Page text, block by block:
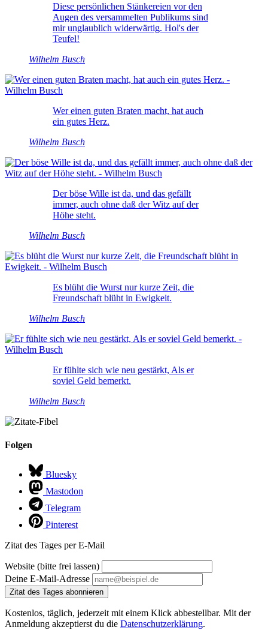
Diese persönlichen Stänkereien vor den
Augen des versammelten Publikums sind
mir unglaublich widerwärtig. Hol's der
Teufel!
Wilhelm Busch
Wer einen guten Braten macht, hat auch
ein gutes Herz.
Wilhelm Busch
Der böse Wille ist da, und das gefällt
immer, auch ohne daß der Witz auf der
Höhe steht.
Wilhelm Busch
Es blüht die Wurst nur kurze Zeit, die
Freundschaft blüht in Ewigkeit.
Wilhelm Busch
Er fühlte sich wie neu gestärkt, Als er
soviel Geld bemerkt.
Wilhelm Busch
Folgen
Bluesky
Mastodon
Telegram
Pinterest
Zitat des Tages per E-Mail
Website (bitte frei lassen)
Deine E-Mail-Adresse
Zitat des Tages abonnieren
Kostenlos, täglich, jederzeit mit einem Klick abbestellbar. Mit der
Anmeldung akzeptierst du die Datenschutzerklärung.